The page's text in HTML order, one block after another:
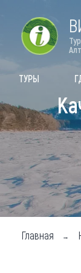
Форум
Туры
ТУРЫ
Главная